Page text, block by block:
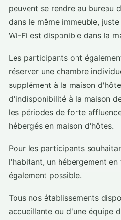
peuvent se rendre au bureau
dans le même immeuble,
Wi-Fi est disponible dans la
Les participants ont
réserver une chambre
supplément à la maison
d'indisponibilité à la maison
les périodes de forte
hébergés en maison d'hôtes.
Pour les participants
l'habitant, un hébergement
également possible.
Tous nos établissements
accueillante ou d'une équipe